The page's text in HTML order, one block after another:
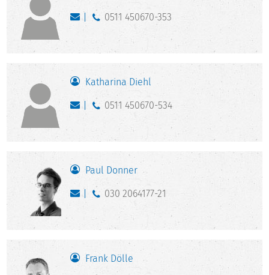
0511 450670-353
Katharina Diehl
0511 450670-534
Paul Donner
030 2064177-21
Frank Dölle